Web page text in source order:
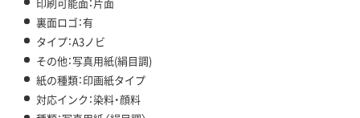
裏面ロゴ：有
タイプ：A3ノビ
その他：写真用紙(絹目調)
紙の種類：印画紙タイプ
対応インク：染料・顔料